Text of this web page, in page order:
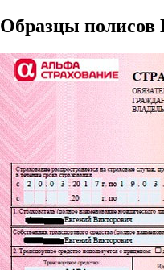
Образцы